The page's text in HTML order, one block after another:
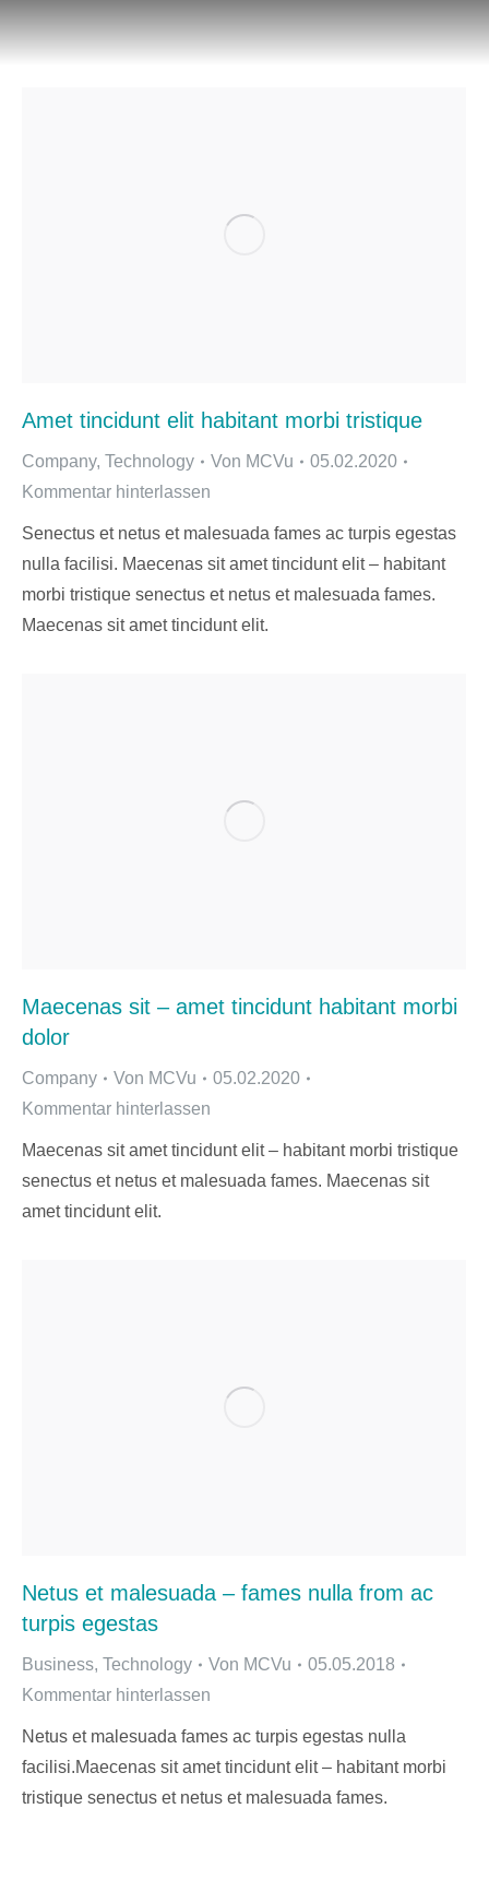
Amet tincidunt elit habitant morbi tristique
Company, Technology Von MCVu
05.02.2020
Kommentar hinterlassen
Senectus et netus et malesuada fames ac turpis egestas
nulla facilisi. Maecenas sit amet tincidunt elit – habitant
morbi tristique senectus et netus et malesuada fames.
Maecenas sit amet tincidunt elit.
Maecenas sit – amet tincidunt habitant morbi
dolor
Company Von MCVu
05.02.2020
Kommentar hinterlassen
Maecenas sit amet tincidunt elit – habitant morbi tristique
senectus et netus et malesuada fames. Maecenas sit
amet tincidunt elit.
Netus et malesuada – fames nulla from ac
turpis egestas
Business, Technology Von MCVu
05.05.2018
Kommentar hinterlassen
Netus et malesuada fames ac turpis egestas nulla
facilisi.Maecenas sit amet tincidunt elit – habitant morbi
tristique senectus et netus et malesuada fames.